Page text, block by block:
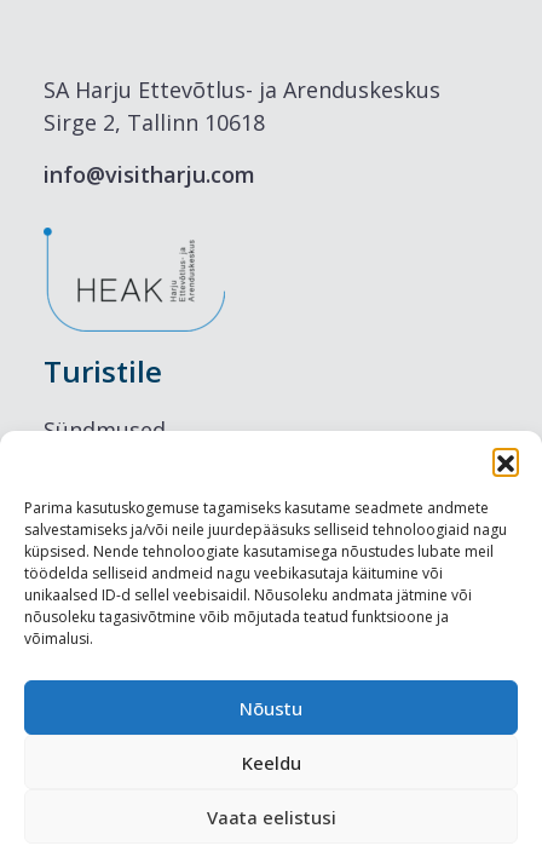
Parima kasutuskogemuse tagamiseks kasutame seadmete andmete
salvestamiseks ja/või neile juurdepääsuks selliseid tehnoloogiaid nagu
küpsised. Nende tehnoloogiate kasutamisega nõustudes lubate meil
töödelda selliseid andmeid nagu veebikasutaja käitumine või
unikaalsed ID-d sellel veebisaidil. Nõusoleku andmata jätmine või
nõusoleku tagasivõtmine võib mõjutada teatud funktsioone ja
võimalusi.
Nõustu
Keeldu
Vaata eelistusi
SA Harju Ettevõtlus- ja Arenduskeskus
Sirge 2, Tallinn 10618
info@visitharju.com
Turistile
Sündmused
Maitseelamused
Vaatamisväärsused
Visit Tallinn
Turismiprofessionaalile
Harju-, Rapla- ja Läänemaa DMO
Meediakajastused